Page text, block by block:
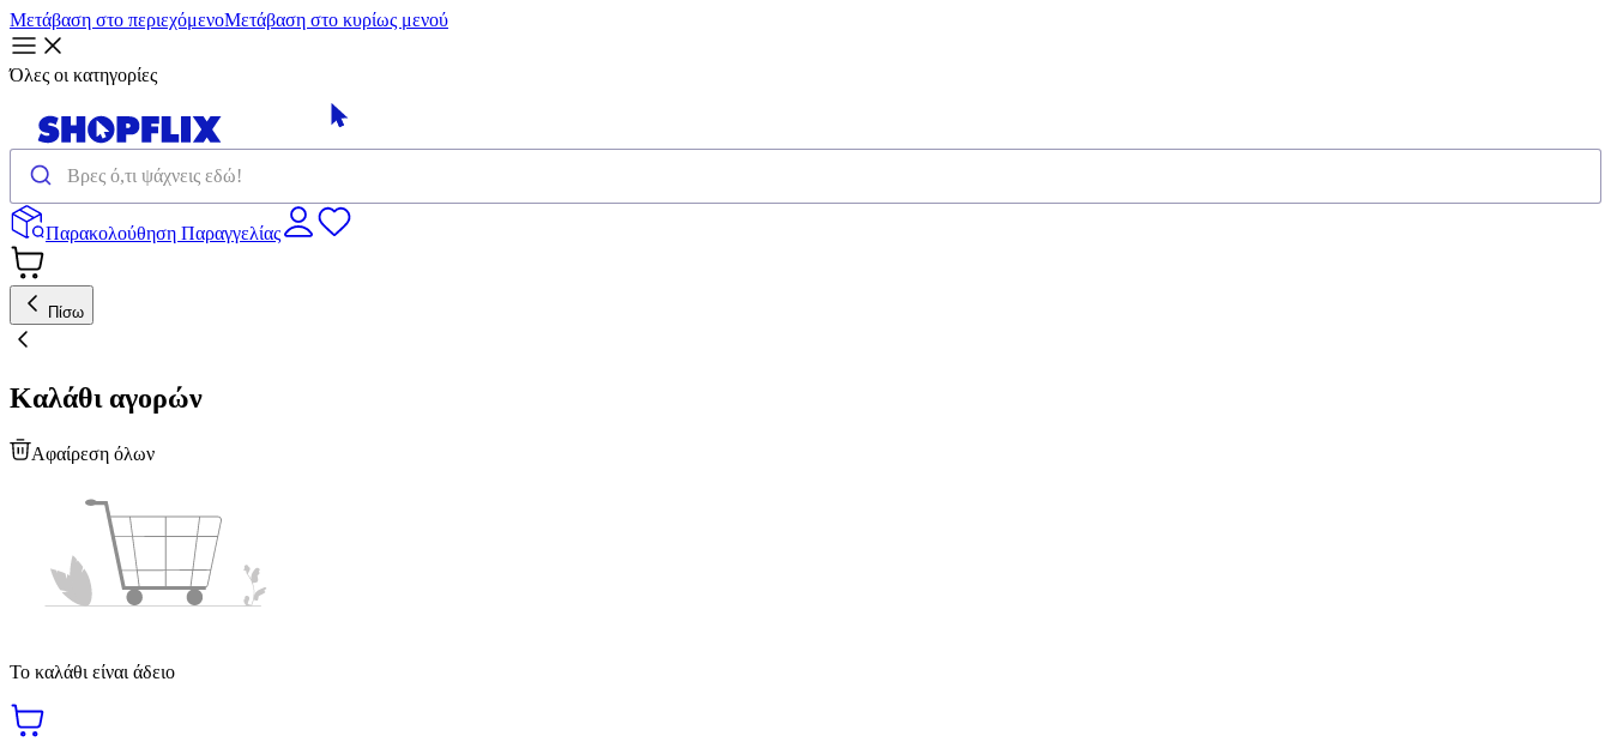
Μετάβαση στο περιεχόμενοΜετάβαση στο κυρίως μενού
Όλες οι κατηγορίες
Παρακολούθηση Παραγγελίας
Πίσω
Καλάθι αγορών
Αφαίρεση όλων
Το καλάθι είναι άδειο